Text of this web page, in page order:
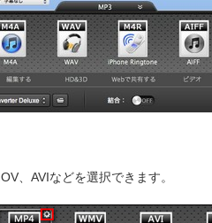
、AVIなどを選択できます。